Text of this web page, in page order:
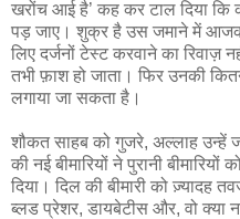
खरोंच आई है’ कह कर टाल दिया कि
पड़ जाए। शुक्र है उस जमाने में
लिए दर्जनों टेस्ट करवाने का रिवाज़
तभी फ़ाश हो जाता। फिर उनकी
लगाया जा सकता है।
शौकत साहब को गुजरे, अल्लाह उन्हें
की नई बीमारियों ने पुरानी
दिया। दिल की बीमारी को ज़्यादह
ब्लड प्रेशर, डायबेटीस और, वो क्या